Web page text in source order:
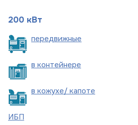
200 кВт
передвижные
в контейнере
в кожухе/ капоте
ИБП